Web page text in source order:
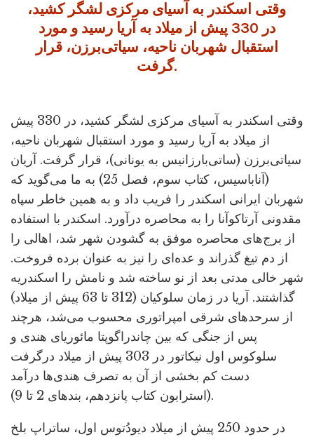
وقتی اسکندر به آسیای مرکزی لشگر کشید،
در 330 پیش از میلاد به آریا رسید و مورد
استقبال شهربان ناحیه، سیاتی‌برزن، قرار
گرفت.
وقتی اسکندر به آسیای مرکزی لشگر کشید، در 330 پیش
از میلاد به آریا رسید و مورد استقبال شهربان ناحیه،
سیاتی‌برزن (ساتی‌بارزانیس به یونانی)، قرار گرفت. آریان
(آناباسیس، کتاب سوم، فصل 25) به ما می‌گوید که
شهربان ایرانی اسکندر را فریب داد و به همین خاطر سپاه
مقدونی آرتاکوآنا را به محاصره درآورد. اسکندر با استفاده
از برج‌های محاصره موفق به گشودن شهر شد، اهالی را
از دم تیغ گذراند و عده‌ای را نیز به عنوان برده فروخت.
شهر خالی مدتی بعد از نو ساخته شد و نامش را اسکندریه
گذاشتند. آریا در زمان سلوکیان (312 تا 63 پیش از میلاد)
از سرحدهای شرقی امپراتوری محسوب می‌شد، هرچند
پس از جنگی که بین چاندراگوپتا مائوریای هندی و
سلوکوس اول نیکاتور در 303 پیش از میلاد درگرفت
دست کم بخشی از آن به تصرف هندی‌ها درآمد
(استرابون کتاب پانزدهم، بندهای 2 تا 9).
در حدود 250 پیش از میلاد دیودُتوس اول، ساتراپ بلخ